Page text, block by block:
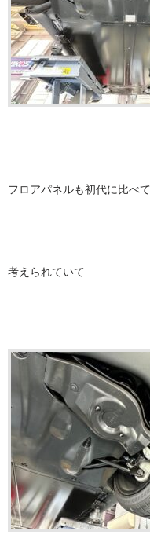
フロアパネルも初代に比べ
考えられていて